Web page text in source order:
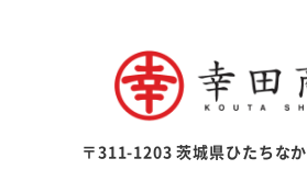
〒311-1203 茨城県ひたちな